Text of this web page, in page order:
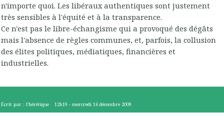
n'importe quoi. Les libéraux authentiques sont justement
très sensibles à l'équité et à la transparence.
Ce n'est pas le libre-échangisme qui a provoqué des dégâts
mais l'absence de règles communes, et, parfois, la collusion
des élites politiques, médiatiques, financières et
industrielles.
Écrit par : l'hérétique 12h19 -mercredi 16 décembre 2009